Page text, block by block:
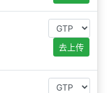
去上传